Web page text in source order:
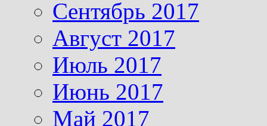
Сентябрь 2017
Август 2017
Июль 2017
Июнь 2017
Май 2017